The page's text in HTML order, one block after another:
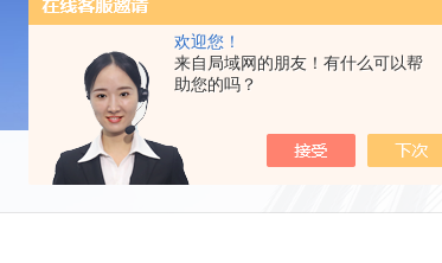
欢迎您！
来自局域网的朋友！有什么可以帮
助您的吗？
当前位置：首页